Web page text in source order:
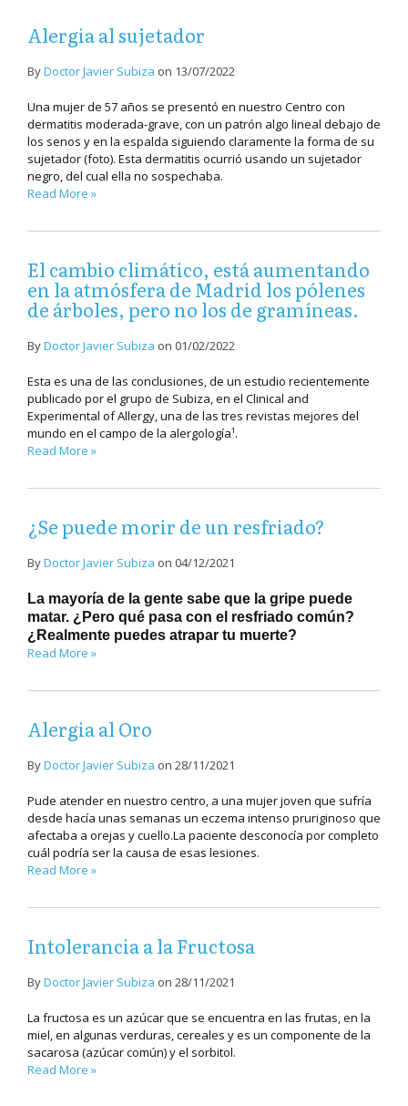
Alergia al sujetador
ByDoctor Javier Subiza on 13/07/2022
Una mujer de 57 años se presentó en nuestro Centro con
dermatitis moderada-grave, con un patrón algo lineal debajo de
los senos y en la espalda siguiendo claramente la forma de su
sujetador (foto). Esta dermatitis ocurrió usando un sujetador
negro, del cual ella no sospechaba.
Read More »
El cambio climático, está aumentando
en la atmósfera de Madrid los pólenes
de árboles, pero no los de gramíneas.
ByDoctor Javier Subiza on 01/02/2022
Esta es una de las conclusiones, de un estudio recientemente
publicado por el grupo de Subiza, en el Clinical and
Experimental of Allergy, una de las tres revistas mejores del
mundo en el campo de la alergología¹.
Read More »
¿Se puede morir de un resfriado?
ByDoctor Javier Subiza on 04/12/2021
La mayoría de la gente sabe que la gripe puede
matar. ¿Pero qué pasa con el resfriado común?
¿Realmente puedes atrapar tu muerte?
Read More »
Alergia al Oro
ByDoctor Javier Subiza on 28/11/2021
Pude atender en nuestro centro, a una mujer joven que sufría
desde hacía unas semanas un eczema intenso pruriginoso que
afectaba a orejas y cuello.La paciente desconocía por completo
cuál podría ser la causa de esas lesiones.
Read More »
Intolerancia a la Fructosa
ByDoctor Javier Subiza on 28/11/2021
La fructosa es un azúcar que se encuentra en las frutas, en la
miel, en algunas verduras, cereales y es un componente de la
sacarosa (azúcar común) y el sorbitol.
Read More »